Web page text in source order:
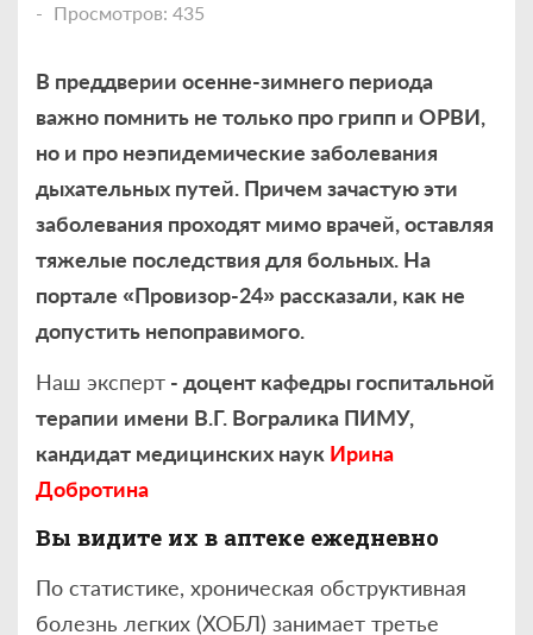
Просмотров: 435
В преддверии осенне-зимнего периода
важно помнить не только про грипп и ОРВИ,
но и про неэпидемические заболевания
дыхательных путей. Причем зачастую эти
заболевания проходят мимо врачей, оставляя
тяжелые последствия для больных. На
портале «Провизор-24» рассказали, как не
допустить непоправимого.
Наш эксперт - доцент кафедры госпитальной
терапии имени В.Г. Вогралика ПИМУ,
кандидат медицинских наук Ирина
Добротина
Вы видите их в аптеке ежедневно
По статистике, хроническая обструктивная
болезнь легких (ХОБЛ) занимает третье